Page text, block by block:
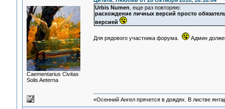
Сaementarius Civitas
Solis Aeterna
Urbis Numen , еще раз повторяю:
расхождение личных версий просто
версией
Для рядового участника форума. Админ
«Осенний Ангел прячется в дождях. В листве